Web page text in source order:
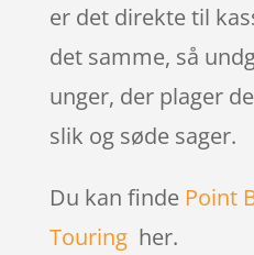
er det direkte til
det samme, så
unger, der plager
slik og søde sager.
Du kan finde Point
Touringher.